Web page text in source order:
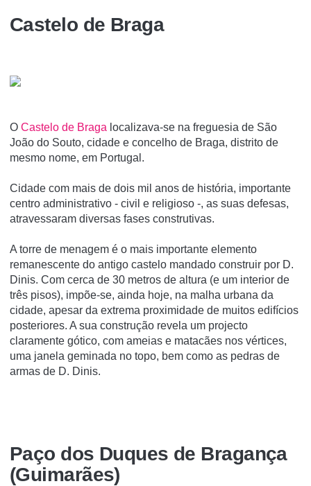
Castelo de Braga
O Castelo de Braga localizava-se na freguesia de São
João do Souto, cidade e concelho de Braga, distrito de
mesmo nome, em Portugal.
Cidade com mais de dois mil anos de história, importante
centro administrativo - civil e religioso -, as suas defesas,
atravessaram diversas fases construtivas.
A torre de menagem é o mais importante elemento
remanescente do antigo castelo mandado construir por D.
Dinis. Com cerca de 30 metros de altura (e um interior de
três pisos), impõe-se, ainda hoje, na malha urbana da
cidade, apesar da extrema proximidade de muitos edifícios
posteriores. A sua construção revela um projecto
claramente gótico, com ameias e matacães nos vértices,
uma janela geminada no topo, bem como as pedras de
armas de D. Dinis.
Paço dos Duques de Bragança
(Guimarães)